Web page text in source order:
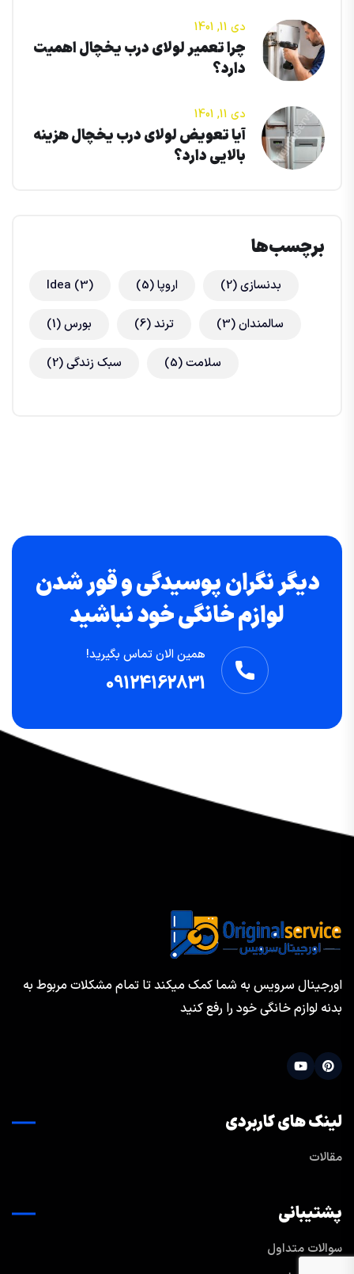
دی 11, 1401
چرا تعمیر لولای درب یخچال اهمیت
دارد؟
دی 11, 1401
آیا تعویض لولای درب یخچال هزینه
بالایی دارد؟
برچسب‌ها
Idea (3) اروپا(5) بدنسازی(2)
بورس(1) ترند(6) سالمندان(3)
سبک زندگی(2) سلامت(5)
دیگر نگران پوسیدگی و قور شدن
لوازم خانگی خود نباشید
همین الان تماس بگیرید!
09124162831
اورجینال سرویس به شما کمک میکند تا تمام مشکلات مربوط به
بدنه لوازم خانگی خود را رفع کنید
لینک های کاربردی
مقالات
پشتیبانی
سوالات متداول